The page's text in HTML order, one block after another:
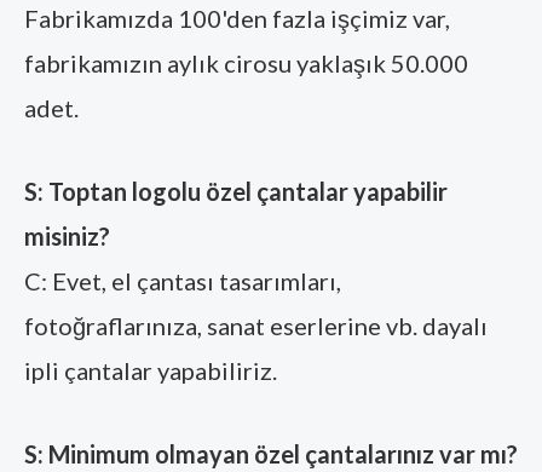
Fabrikamızda 100'den fazla işçimiz var,
fabrikamızın aylık cirosu yaklaşık 50.000
adet.
S: Toptan logolu özel çantalar yapabilir
misiniz?
C: Evet, el çantası tasarımları,
fotoğraflarınıza, sanat eserlerine vb. dayalı
ipli çantalar yapabiliriz.
S: Minimum olmayan özel çantalarınız var mı?